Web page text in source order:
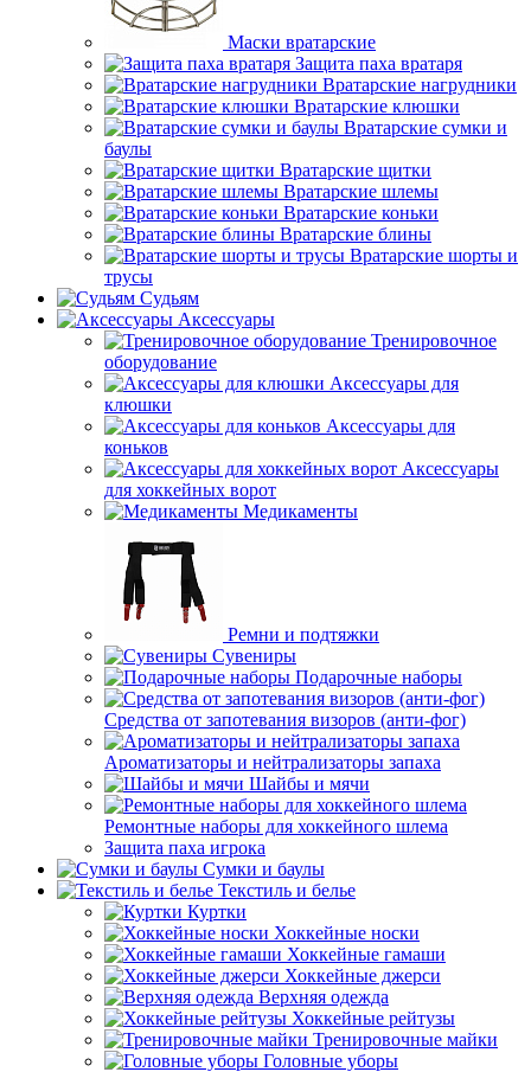
Маски вратарские
Защита паха вратаря
Вратарские нагрудники
Вратарские клюшки
Вратарские сумки и
баулы
Вратарские щитки
Вратарские шлемы
Вратарские коньки
Вратарские блины
Вратарские шорты и
трусы
Судьям
Аксессуары
Тренировочное
оборудование
Аксессуары для
клюшки
Аксессуары для
коньков
Аксессуары
для хоккейных ворот
Медикаменты
Ремни и подтяжки
Сувениры
Подарочные наборы
Средства от запотевания визоров (анти-фог)
Ароматизаторы и нейтрализаторы запаха
Шайбы и мячи
Ремонтные наборы для хоккейного шлема
Защита паха игрока
Сумки и баулы
Текстиль и белье
Куртки
Хоккейные носки
Хоккейные гамаши
Хоккейные джерси
Верхняя одежда
Хоккейные рейтузы
Тренировочные майки
Головные уборы